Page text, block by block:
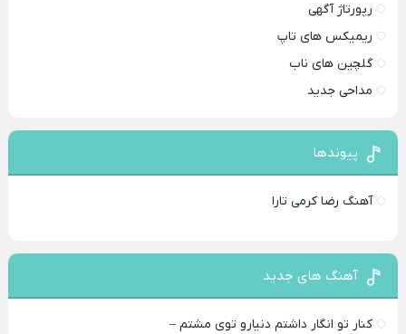
رپورتاژ آگهی
ریمیکس های تاپ
گلچین های ناب
مداحی جدید
پیوندها
آهنگ رضا کرمی تارا
آهنگ های جدید
کنار تو انگار داشتم دنیارو توی مشتم –